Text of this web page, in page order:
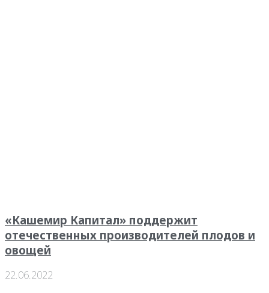
«Кашемир Капитал» поддержит
отечественных производителей плодов и
овощей
22.06.2022